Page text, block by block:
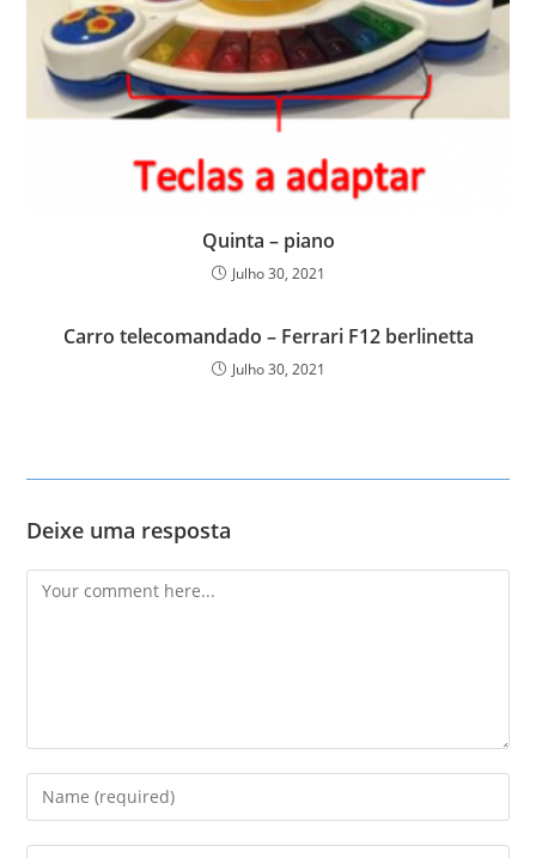
Quinta – piano
Julho 30, 2021
Carro telecomandado – Ferrari F12 berlinetta
Julho 30, 2021
Deixe uma resposta
Comment
Enter
your
name